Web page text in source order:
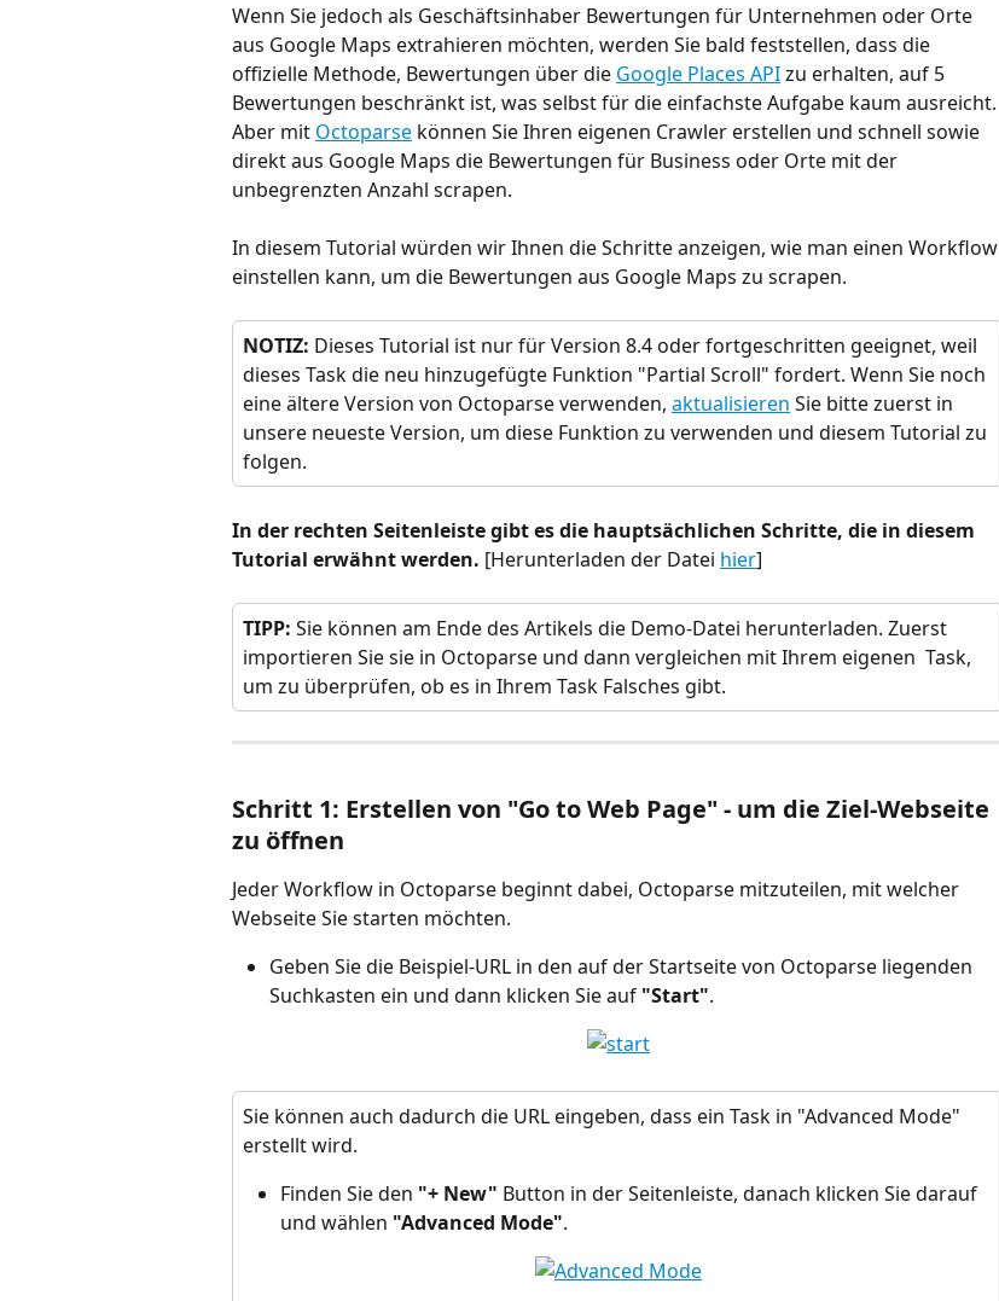
Wenn Sie jedoch als Geschäftsinhaber Bewertungen für Unternehmen oder Orte
aus Google Maps extrahieren möchten, werden Sie bald feststellen, dass die
offizielle Methode, Bewertungen über die Google Places API zu erhalten, auf 5
Bewertungen beschränkt ist, was selbst für die einfachste Aufgabe kaum ausreicht.
Aber mit Octoparse können Sie Ihren eigenen Crawler erstellen und schnell sowie
direkt aus Google Maps die Bewertungen für Business oder Orte mit der
unbegrenzten Anzahl scrapen.
In diesem Tutorial würden wir Ihnen die Schritte anzeigen, wie man einen Workflow
einstellen kann, um die Bewertungen aus Google Maps zu scrapen.
NOTIZ: Dieses Tutorial ist nur für Version 8.4 oder fortgeschritten geeignet, weil
dieses Task die neu hinzugefügte Funktion "Partial Scroll" fordert. Wenn Sie noch
eine ältere Version von Octoparse verwenden, aktualisieren Sie bitte zuerst in
unsere neueste Version, um diese Funktion zu verwenden und diesem Tutorial zu
folgen.
In der rechten Seitenleiste gibt es die hauptsächlichen Schritte, die in diesem
Tutorial erwähnt werden. [Herunterladen der Datei hier]
TIPP: Sie können am Ende des Artikels die Demo-Datei herunterladen. Zuerst
importieren Sie sie in Octoparse und dann vergleichen mit Ihrem eigenen  Task,
um zu überprüfen, ob es in Ihrem Task Falsches gibt.
Schritt 1: Erstellen von "Go to Web Page" - um die Ziel-Webseite
zu öffnen
Jeder Workflow in Octoparse beginnt dabei, Octoparse mitzuteilen, mit welcher
Webseite Sie starten möchten.
Geben Sie die Beispiel-URL in den auf der Startseite von Octoparse liegenden
Suchkasten ein und dann klicken Sie auf "Start".
Sie können auch dadurch die URL eingeben, dass ein Task in "Advanced Mode"
erstellt wird.
Finden Sie den "+ New" Button in der Seitenleiste, danach klicken Sie darauf
und wählen "Advanced Mode".